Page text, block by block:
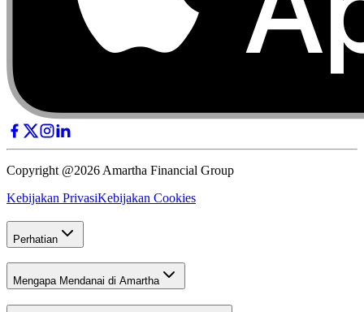
Copyright @2026 Amartha Financial Group
Kebijakan PrivasiKebijakan Cookies
Perhatian
Mengapa Mendanai di Amartha